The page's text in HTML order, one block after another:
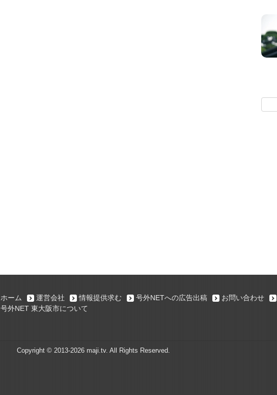
ホーム 運営会社 情報提供求む 号外NETへの広告出稿 お問い合わせ
号外NET 東大阪市について
Copyright © 2013-2026 maji.tv. All Rights Reserved.